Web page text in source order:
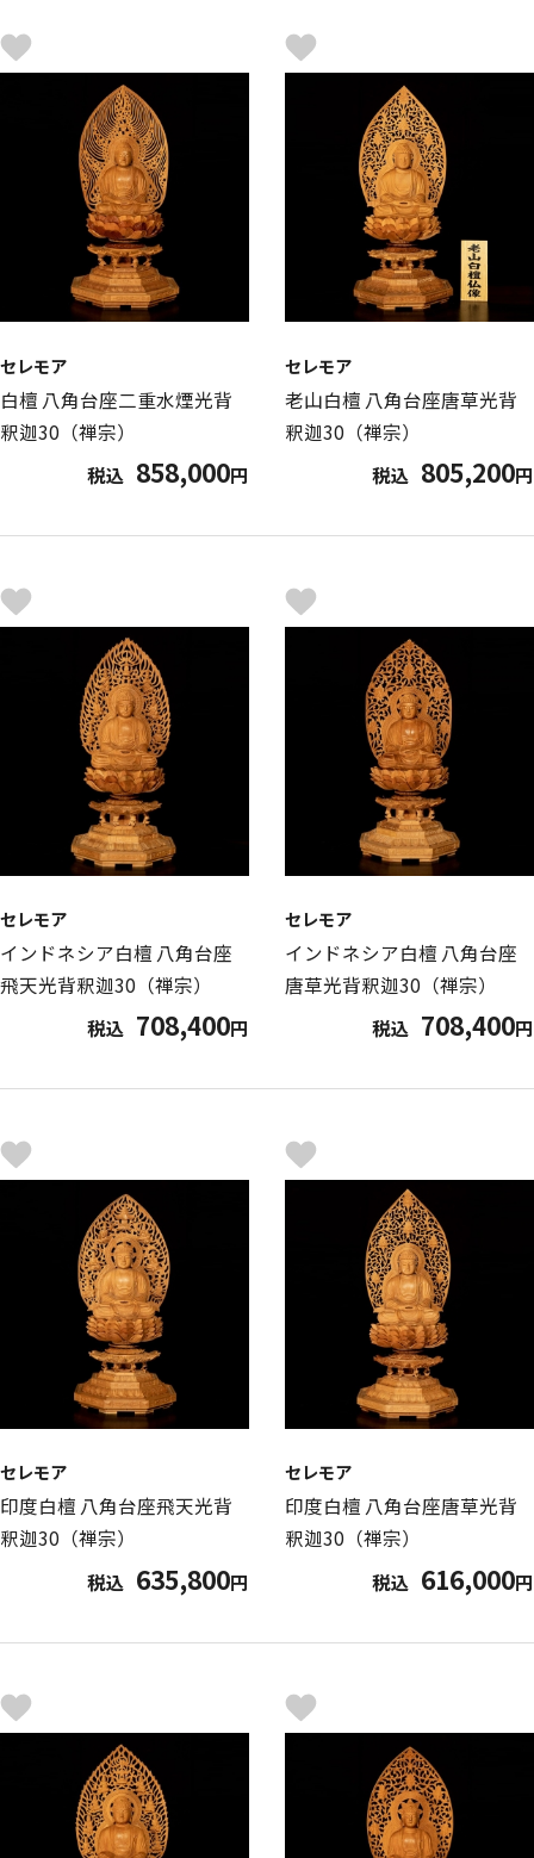
セレモア
白檀 八角台座二重水煙光背
釈迦30（禅宗）
税込 858,000円
セレモア
老山白檀 八角台座唐草光背
釈迦30（禅宗）
税込 805,200円
セレモア
インドネシア白檀 八角台座
飛天光背釈迦30（禅宗）
税込 708,400円
セレモア
インドネシア白檀 八角台座
唐草光背釈迦30（禅宗）
税込 708,400円
セレモア
印度白檀 八角台座飛天光背
釈迦30（禅宗）
税込 635,800円
セレモア
印度白檀 八角台座唐草光背
釈迦30（禅宗）
税込 616,000円